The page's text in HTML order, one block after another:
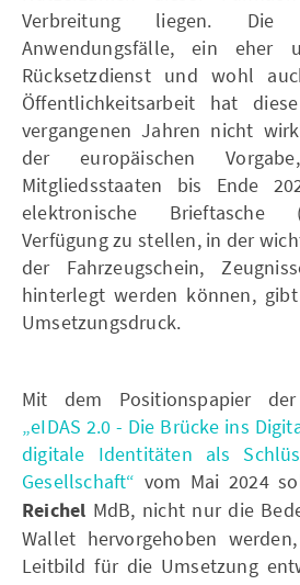
Verbreitung liegen. Die
Anwendungsfälle, ein eher
Rücksetzdienst und wohl
Öffentlichkeitsarbeit hat
vergangenen Jahren nicht
der europäischen
Mitgliedsstaaten bis Ende
elektronische Brieftasche
Verfügung zu stellen, in der
der Fahrzeugschein,
hinterlegt werden können,
Umsetzungsdruck.
Mit dem Positionspapier der
„eIDAS 2.0 - Die Brücke ins
digitale Identitäten als
Gesellschaft“ vom Mai 2024
Reichel MdB, nicht nur die
Wallet hervorgehoben
Leitbild für die Umsetzung